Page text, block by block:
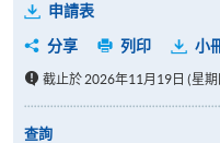
申請表
分享
列印 小
截止於 2026年11月19日 (星期
查詢